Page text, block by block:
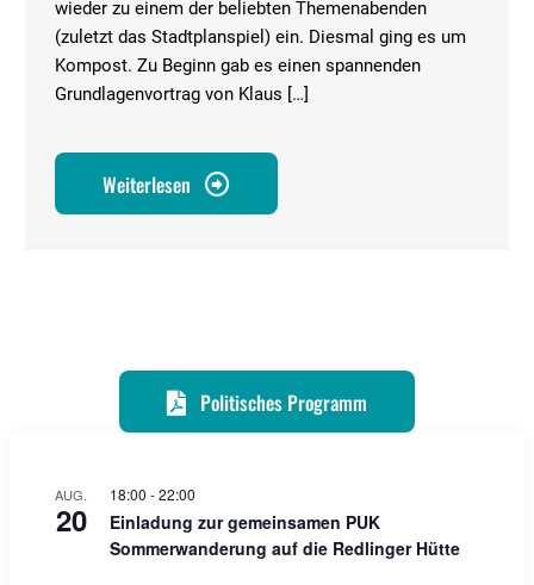
wieder zu einem der beliebten Themenabenden
(zuletzt das Stadtplanspiel) ein. Diesmal ging es um
Kompost. Zu Beginn gab es einen spannenden
Grundlagenvortrag von Klaus […]
Weiterlesen
Politisches Programm
AUG.
20
18:00 -22:00
Einladung zur gemeinsamen PUK
Sommerwanderung auf die Redlinger Hütte